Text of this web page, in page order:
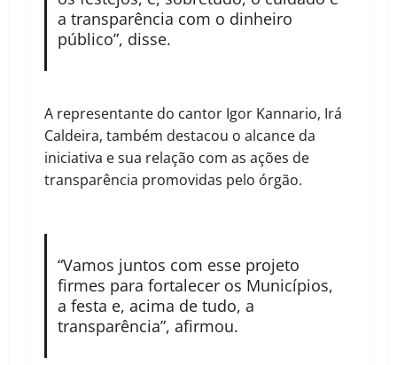
a transparência com o dinheiro
público”, disse.
A representante do cantor Igor Kannario, Irá
Caldeira, também destacou o alcance da
iniciativa e sua relação com as ações de
transparência promovidas pelo órgão.
“Vamos juntos com esse projeto
firmes para fortalecer os Municípios,
a festa e, acima de tudo, a
transparência”, afirmou.